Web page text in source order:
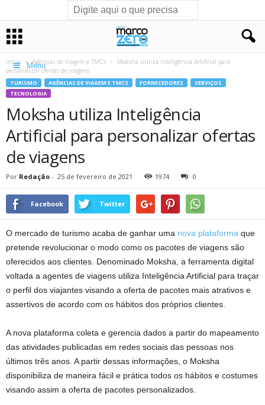
Menu
Início Agências de Viagem e TMCs
Moksha utiliza Inteligência Artificial para
personalizar ofertas de viagens
TURISMO AGÊNCIAS DE VIAGEM E TMCS FORNECEDORES
SERVIÇOS
TECNOLOGIA
Moksha utiliza Inteligência
Artificial para personalizar ofertas
de viagens
Por Redação - 25 de fevereiro de 2021 1974 0
Facebook Twitter
O mercado de turismo acaba de ganhar uma nova plataforma que
pretende revolucionar o modo como os pacotes de viagens são
oferecidos aos clientes. Denominado Moksha, a ferramenta digital
voltada a agentes de viagens utiliza Inteligência Artificial para traçar
o perfil dos viajantes visando a oferta de pacotes mais atrativos e
assertivos de acordo com os hábitos dos próprios clientes.
A nova plataforma coleta e gerencia dados a partir do mapeamento
das atividades publicadas em redes sociais das pessoas nos
últimos três anos. A partir dessas informações, o Moksha
disponibiliza de maneira fácil e prática todos os hábitos e costumes
visando assim a oferta de pacotes personalizados.